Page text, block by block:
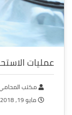
عمليات
مكتب
مايو 19, 2018